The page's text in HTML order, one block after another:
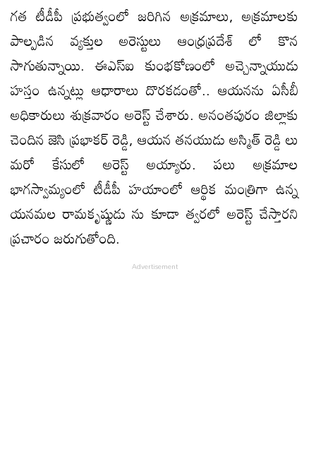
గత టీడీపీ ప్రభుత్వంలో జరిగిన అక్రమాలు, అక్రమాలకు
పాల్పడిన వ్యక్తుల అరెస్టులు ఆంధ్రప్రదేశ్ లో కొన
సాగుతున్నాయి. ఈఎస్ఐ కుంభకోణంలో అచ్చెన్నాయుడు
హస్తం ఉన్నట్లు ఆధారాలు దొరకడంతో.. ఆయనను ఏసీబీ
అధికారులు శుక్రవారం అరెస్ట్ చేశారు. అనంతపురం జిల్లాకు
చెందిన జెసి ప్రభాకర్ రెడ్డి, ఆయన తనయుడు అస్మిత్ రెడ్డి లు
మరో కేసులో అరెస్ట్ అయ్యారు. పలు అక్రమాల
భాగస్వామ్యంలో టీడీపీ హయాంలో ఆర్థిక మంత్రిగా ఉన్న
యనమల రామకృష్ణుడు ను కూడా త్వరలో అరెస్ట్ చేస్తారని
ప్రచారం జరుగుతోంది.